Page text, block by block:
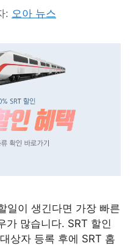
: 오아 뉴스
일이 생긴다면 가장 빠른
가 많습니다. SRT 할인
상자 등록 후에 SRT 홈